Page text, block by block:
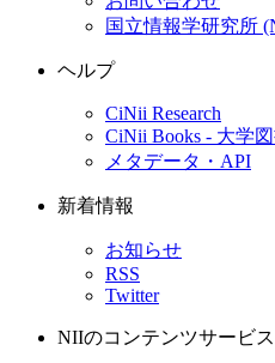
国立情報学研究所
ヘルプ
CiNii Research
CiNii Books - 大学
メタデータ・API
新着情報
お知らせ
RSS
Twitter
NIIのコンテンツサービス